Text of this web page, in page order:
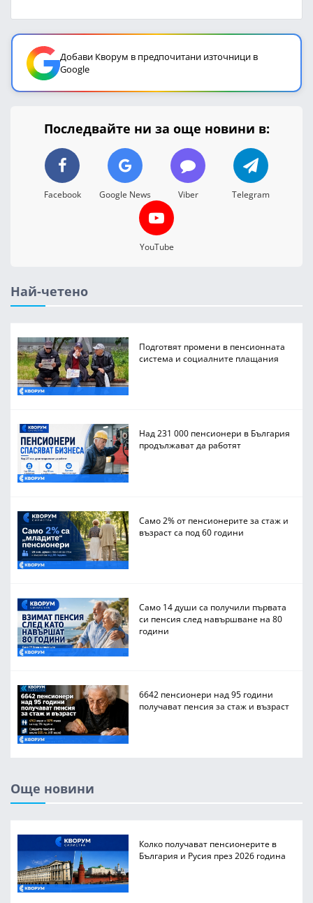
Добави Кворум в предпочитани източници в
Google
Последвайте ни за още новини в:
Facebook Google News Viber Telegram
YouTube
Най-четено
Подготвят промени в пенсионната
система и социалните плащания
Над 231 000 пенсионери в България
продължават да работят
Само 2% от пенсионерите за стаж и
възраст са под 60 години
Само 14 души са получили първата
си пенсия след навършване на 80
години
6642 пенсионери над 95 години
получават пенсия за стаж и възраст
Още новини
Колко получават пенсионерите в
България и Русия през 2026 година